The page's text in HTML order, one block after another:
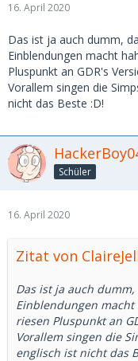
16. April 2020
Das ist ja auch dumm,
Einblendungen macht
Pluspunkt an GDR's
Vorallem singen die
nicht das Beste :D!
Schüler
16. April 2020
Zitat von
Das ist ja auch
Einblendungen
riesen Pluspunkt an
Vorallem singen die
englisch ist nicht das